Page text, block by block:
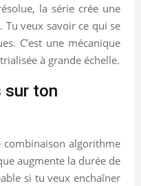
la série crée une
Tu veux savoir ce qui se
C’est une mécanique
à grande échelle.
ton
combinaison algorithme
augmente la durée de
si tu veux enchaîner